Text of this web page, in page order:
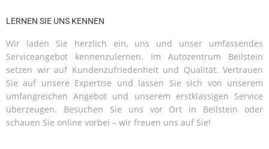
LERNEN SIE UNS KENNEN
Wir laden Sie herzlich ein, uns und unser umfassendes
Serviceangebot kennenzulernen. Im Autozentrum Beilstein
setzen wir auf Kundenzufriedenheit und Qualität. Vertrauen
Sie auf unsere Expertise und lassen Sie sich von unserem
umfangreichen Angebot und unserem erstklassigen Service
überzeugen. Besuchen Sie uns vor Ort in Beilstein oder
schauen Sie online vorbei – wir freuen uns auf Sie!